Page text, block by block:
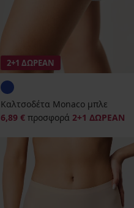
2+1 ΔΩΡΕΑΝ
Καλτσοδέτα Monaco μπλε
6,89 € προσφορά 2+1 ΔΩΡΕΑΝ